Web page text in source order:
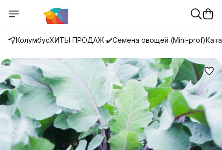
КолумбусХИТЫ ПРОДАЖ ✔️Семена овощей (Mini-prof)